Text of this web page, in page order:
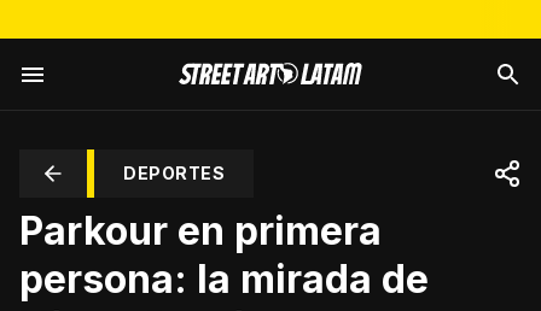
DEPORTES
Parkour en primera
persona: la mirada de